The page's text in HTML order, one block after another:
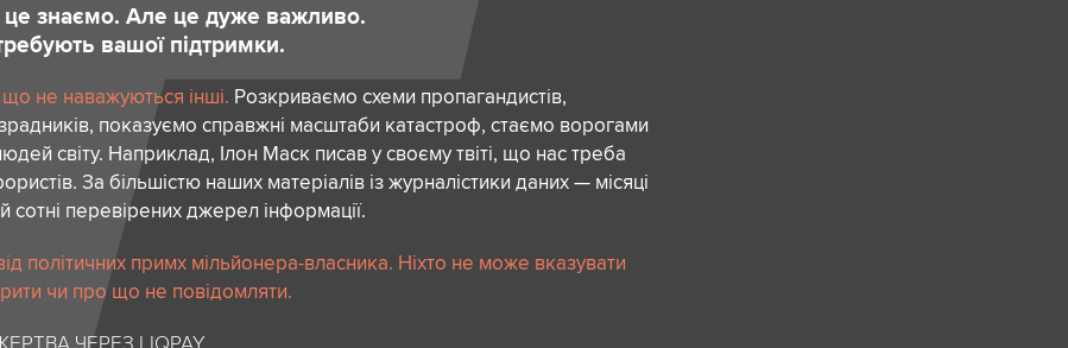
це знаємо. Але це дуже важливо.
вашої підтримки.
не наважуються інші. Розкриваємо схеми пропагандистів,
показуємо справжні масштаби катастроф, стаємо ворогами
світу. Наприклад, Ілон Маск писав у своєму твіті, що нас треба
За більшістю наших матеріалів із журналістики даних — місяці
сотні перевірених джерел інформації.
політичних примх мільйонера-власника. Ніхто не може вказувати
чи про що не повідомляти.